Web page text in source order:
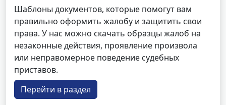
Шаблоны документов, которые помогут вам
правильно оформить жалобу и защитить свои
права. У нас можно скачать образцы жалоб на
незаконные действия, проявление произвола
или неправомерное поведение судебных
приставов.
Перейти в раздел